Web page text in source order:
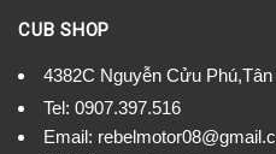
CUB SHOP
4382C Nguyễn Cửu
Tel: 0907.397.516
Email: